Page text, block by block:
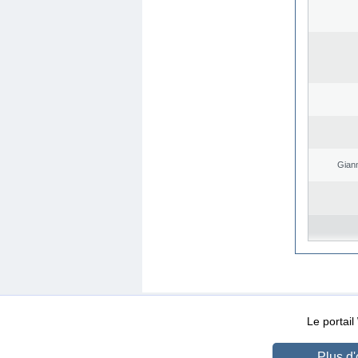
Conditions d’utilisation
Le portail